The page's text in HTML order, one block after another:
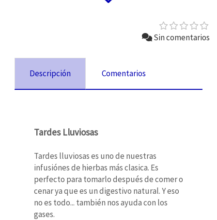
Sin comentarios
Descripción Comentarios
Tardes Lluviosas
Tardes lluviosas es uno de nuestras
infusiónes de hierbas más clasica. Es
perfecto para tomarlo después de comer o
cenar ya que es un digestivo natural. Y eso
no es todo... también nos ayuda con los
gases.